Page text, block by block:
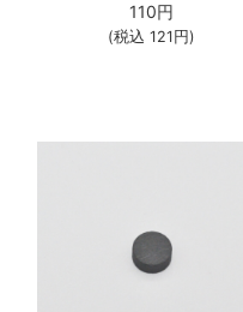
110円
(税込121 円)